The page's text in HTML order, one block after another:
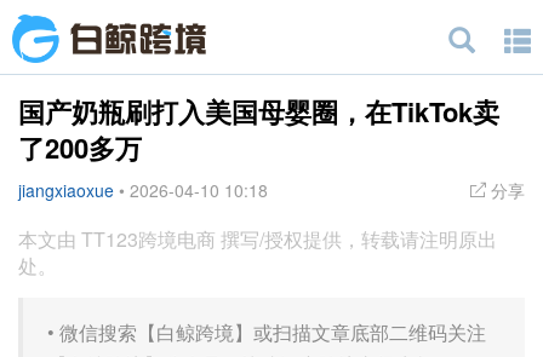
国产奶瓶刷打入美国母婴圈，在TikTok卖
了200多万
jiangxiaoxue • 2026-04-10 10:18 分享
本文由 TT123跨境电商 撰写/授权提供，转载请注明原出
处。
• 微信搜索【白鲸跨境】或扫描文章底部二维码关注